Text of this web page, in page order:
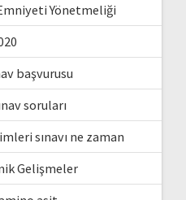
Yönetmeliği
başvurusu
soruları
sınavı ne zaman
Gelişmeler